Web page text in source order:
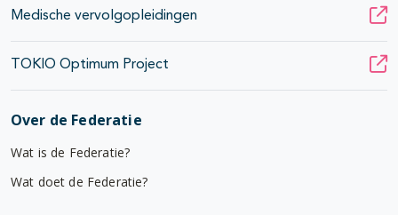
Medische vervolgopleidingen
TOKIO Optimum Project
Over de Federatie
Wat is de Federatie?
Wat doet de Federatie?